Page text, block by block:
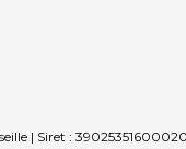
| Siret :